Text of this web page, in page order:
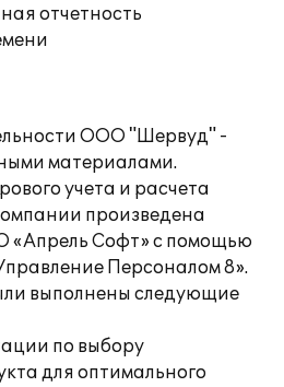
отчетность
ООО "Шервуд" -
материалами.
учета и расчета
произведена
«Апрель Софт» с помощью
Персоналом 8».
выполнены следующие
по выбору
для оптимального